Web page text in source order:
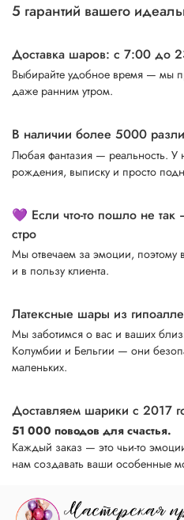
5 гарантий вашего
Доставка шаров: с 7:00 до
Выбирайте удобное время — мы
даже ранним утром.
В наличии более 5000
Любая фантазия — реальность. У
рождения, выписку и просто
💜 Если что-то пошло не
стро
Мы отвечаем за эмоции, поэтому
и в пользу клиента.
Латексные шары из
Мы заботимся о вас и ваших
Колумбии и Бельгии — они
маленьких.
Доставляем шарики с 2017
51 000 поводов для счастья.
Каждый заказ — это чьи-то
нам создавать ваши особенные